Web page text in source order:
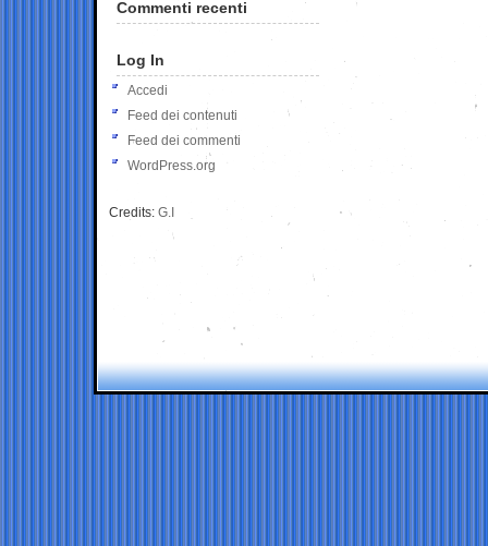
Commenti recenti
Log In
Accedi
Feed dei contenuti
Feed dei commenti
WordPress.org
Credits: G.I